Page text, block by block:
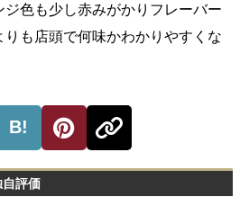
色も少し赤みがかりフレーバー
も店頭で何味かわかりやすくな
B!
評価